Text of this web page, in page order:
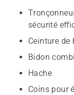
sécurité
Ceinture de
Bidon
Hache
Coins pour